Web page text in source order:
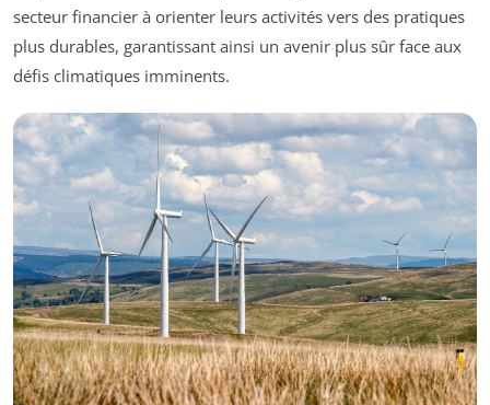
secteur financier à orienter leurs activités vers des pratiques
plus durables, garantissant ainsi un avenir plus sûr face aux
défis climatiques imminents.